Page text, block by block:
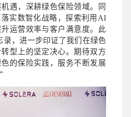
遇，深耕绿色保险领域。同
实数智化战略，探索利用AI
运营效率与客户满意度。此
录，进一步印证了我们在绿色
型上的坚定决心。期待双方
的保险实践，服务不断发展